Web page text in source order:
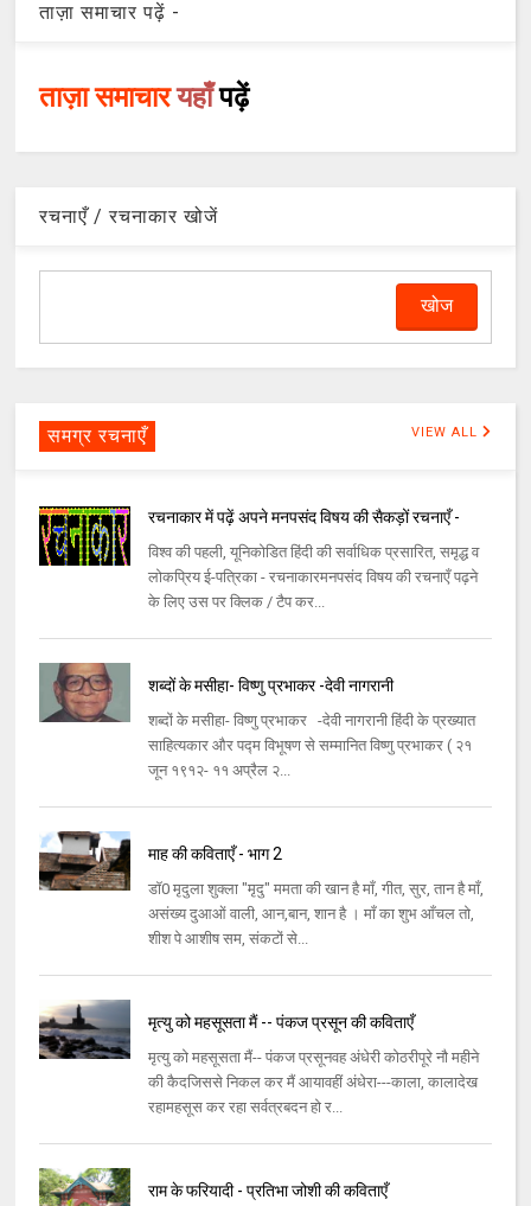
ताज़ा समाचार पढ़ें -
ताज़ा समाचारयहाँपढ़ें
रचनाएँ / रचनाकार खोजें
समग्र रचनाएँ VIEW ALL
रचनाकार में पढ़ें अपने मनपसंद विषय की सैकड़ों रचनाएँ -
विश्व की पहली, यूनिकोडित हिंदी की सर्वाधिक प्रसारित, समृद्ध व
लोकप्रिय ई-पत्रिका - रचनाकारमनपसंद विषय की रचनाएँ पढ़ने
के लिए उस पर क्लिक / टैप कर...
शब्दों के मसीहा- विष्णु प्रभाकर -देवी नागरानी
शब्दों के मसीहा- विष्णु प्रभाकर -देवी नागरानी हिंदी के प्रख्यात
साहित्यकार और पद्म विभूषण से सम्मानित विष्णु प्रभाकर ( २१
जून १९१२- ११ अप्रैल २...
माह की कविताएँ - भाग 2
डॉ0 मृदुला शुक्ला "मृदु" ममता की खान है माँ, गीत, सुर, तान है माँ,
असंख्य दुआओं वाली, आन,बान, शान है । माँ का शुभ आँचल तो,
शीश पे आशीष सम, संकटों से...
मृत्यु को महसूसता मैं -- पंकज प्रसून की कविताएँ
मृत्यु को महसूसता मैं-- पंकज प्रसूनवह अंधेरी कोठरीपूरे नौ महीने
की कैदजिससे निकल कर मैं आयावहीं अंधेरा---काला, कालादेख
रहामहसूस कर रहा सर्वत्रबदन हो र...
राम के फरियादी - प्रतिभा जोशी की कविताएँ